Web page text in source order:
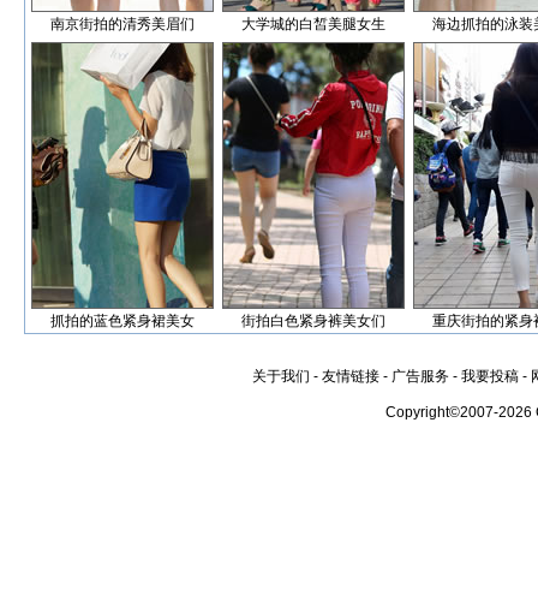
南京街拍的清秀美眉们 大学城的白皙美腿女生 海边抓拍的泳装
抓拍的蓝色紧身裙美女 街拍白色紧身裤美女们 重庆街拍的紧身
关于我们 - 友情链接 - 广告服务 - 我要投稿 -
Copyright©2007-2026